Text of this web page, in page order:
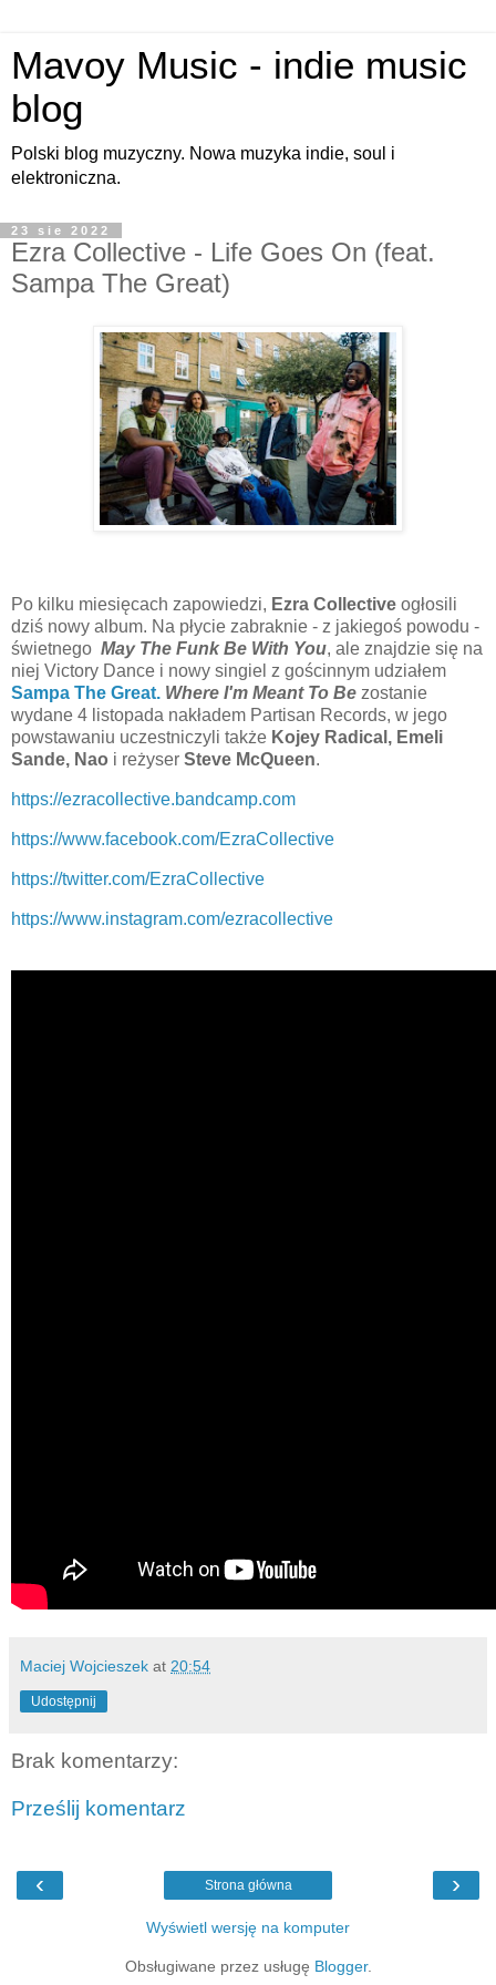
Mavoy Music - indie music
blog
Polski blog muzyczny. Nowa muzyka indie, soul i
elektroniczna.
23 sie 2022
Ezra Collective - Life Goes On (feat.
Sampa The Great)
Po kilku miesięcach zapowiedzi, Ezra Collective ogłosili
dziś nowy album. Na płycie zabraknie - z jakiegoś powodu -
świetnego May The Funk Be With You, ale znajdzie się na
niej Victory Dance i nowy singiel z gościnnym udziałem
Sampa The Great. Where I'm Meant To Be zostanie
wydane 4 listopada nakładem Partisan Records, w jego
powstawaniu uczestniczyli także Kojey Radical, Emeli
Sande, Nao i reżyser Steve McQueen.
https://ezracollective.bandcamp.com
https://www.facebook.com/EzraCollective
https://twitter.com/EzraCollective
https://www.instagram.com/ezracollective
Maciej Wojcieszek at 20:54
Udostępnij
Brak komentarzy:
Prześlij komentarz
‹ ›
Strona główna
Wyświetl wersję na komputer
Obsługiwane przez usługę Blogger.